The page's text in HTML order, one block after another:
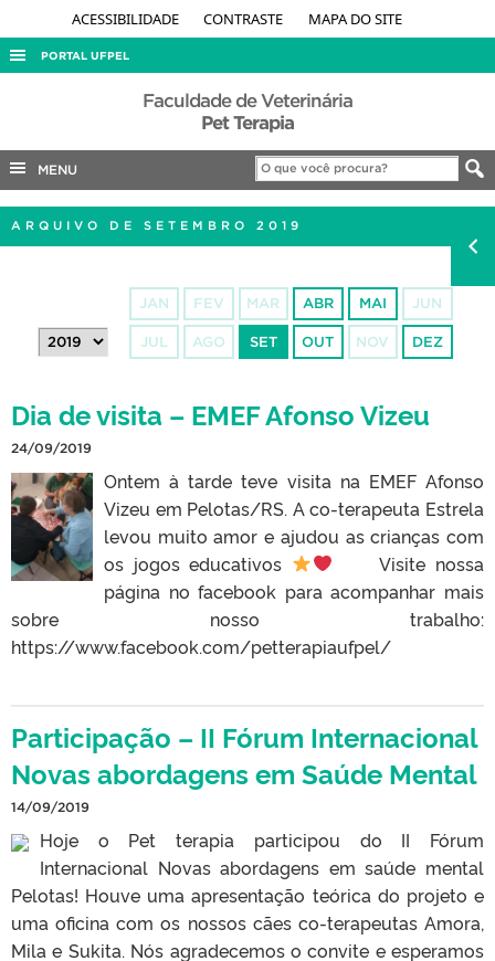
ACESSIBILIDADE CONTRASTE MAPA DO SITE
PORTAL UFPEL
ACESSO À INFORMAÇÃO
COBALTO
CONCURSOS
PORTARIAS
Faculdade de Veterinária
Pet Terapia
MENU
ARQUIVO DE SETEMBRO 2019
JAN FEV MAR ABR MAI JUN
JUL AGO SET OUT NOV DEZ
Dia de visita – EMEF Afonso Vizeu
24/09/2019
Ontem à tarde teve visita na EMEF Afonso
Vizeu em Pelotas/RS. A co-terapeuta Estrela
levou muito amor e ajudou as crianças com
os jogos educativos
Visite nossa
página no facebook para acompanhar mais
sobre nosso trabalho:
https://www.facebook.com/petterapiaufpel/
Participação – II Fórum Internacional
Novas abordagens em Saúde Mental
14/09/2019
Hoje o Pet terapia participou do II Fórum
Internacional Novas abordagens em saúde mental
Pelotas! Houve uma apresentação teórica do projeto e
uma oficina com os nossos cães co-terapeutas Amora,
Mila e Sukita. Nós agradecemos o convite e esperamos